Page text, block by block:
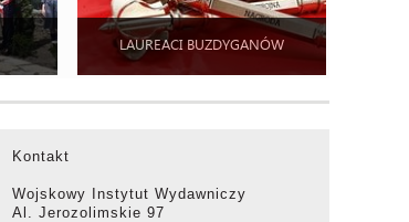
LAUREACI BUZDYGANÓW
Kontakt
Wojskowy Instytut Wydawniczy
Al. Jerozolimskie 97